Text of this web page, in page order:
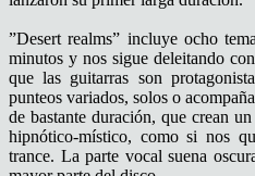
”Desert realms” incluye ocho
minutos y nos sigue deleitando
que las guitarras son
punteos variados, solos o
de bastante duración, que crean
hipnótico-místico, como si nos
trance. La parte vocal suena